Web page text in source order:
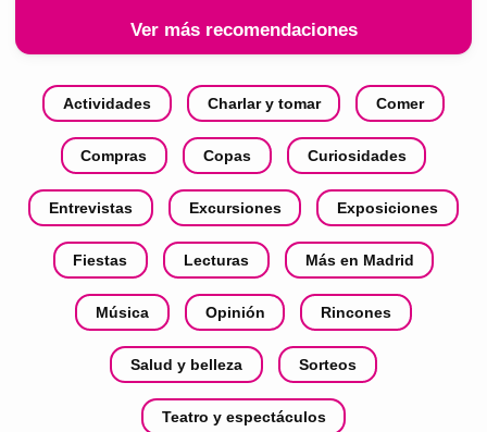
Ver más recomendaciones
Actividades Charlar y tomar Comer
Compras Copas Curiosidades
Entrevistas Excursiones Exposiciones
Fiestas Lecturas Más en Madrid
Música Opinión Rincones
Salud y belleza Sorteos
Teatro y espectáculos